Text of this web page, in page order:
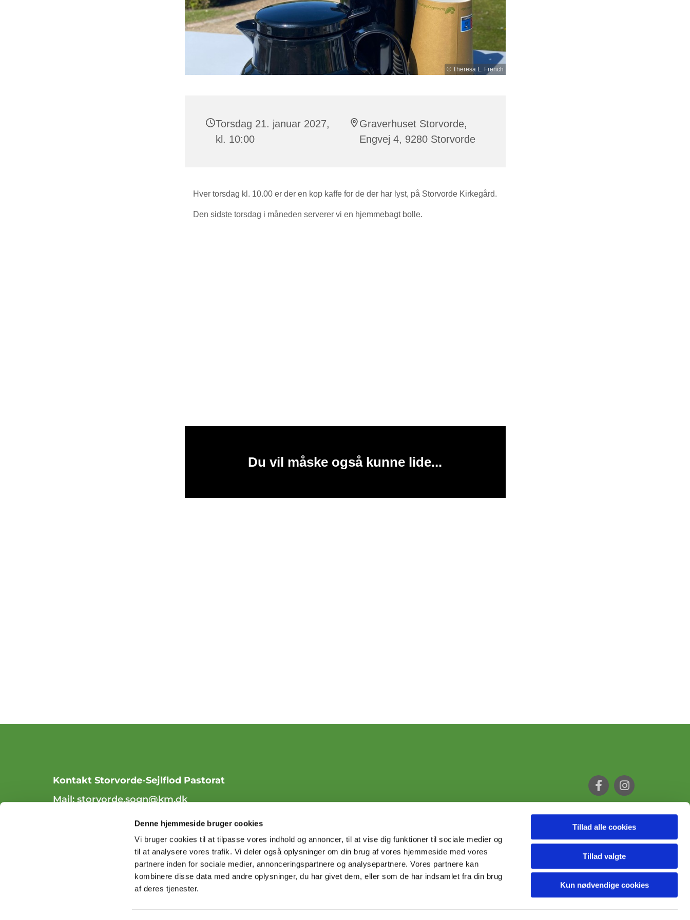
Denne hjemmeside bruger cookies
Vi bruger cookies til at tilpasse vores indhold og annoncer, til at vise dig funktioner til sociale medier og
til at analysere vores trafik. Vi deler også oplysninger om din brug af vores hjemmeside med vores
partnere inden for sociale medier, annonceringspartnere og analysepartnere. Vores partnere kan
kombinere disse data med andre oplysninger, du har givet dem, eller som de har indsamlet fra din brug
af deres tjenester.
Tillad alle cookies
Tillad valgte
Kun nødvendige cookies
© Theresa L. French
Torsdag 21. januar 2027,
kl. 10:00
Graverhuset Storvorde,
Engvej 4, 9280 Storvorde
Hver torsdag kl. 10.00 er der en kop kaffe for de der har lyst, på Storvorde Kirkegård.
Den sidste torsdag i måneden serverer vi en hjemmebagt bolle.
Du vil måske også kunne lide...
Kontakt Storvorde-Sejlflod Pastorat
Mail:storvorde.sogn@km.dk